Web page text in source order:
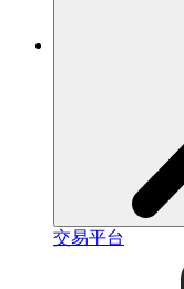
交易平台